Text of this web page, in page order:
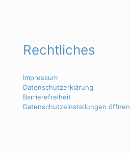
Rechtliches
Impressum
Datenschutzerklärung
Barrierefreiheit
Datenschutzeinstellungen öffnen